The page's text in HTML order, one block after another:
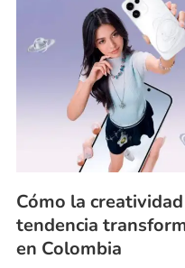
Cómo la
tendencia
en Colombia